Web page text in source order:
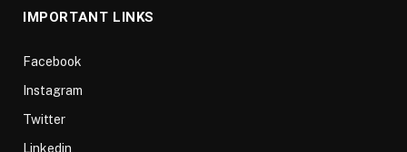
IMPORTANT LINKS
Facebook
Instagram
Twitter
Linkedin